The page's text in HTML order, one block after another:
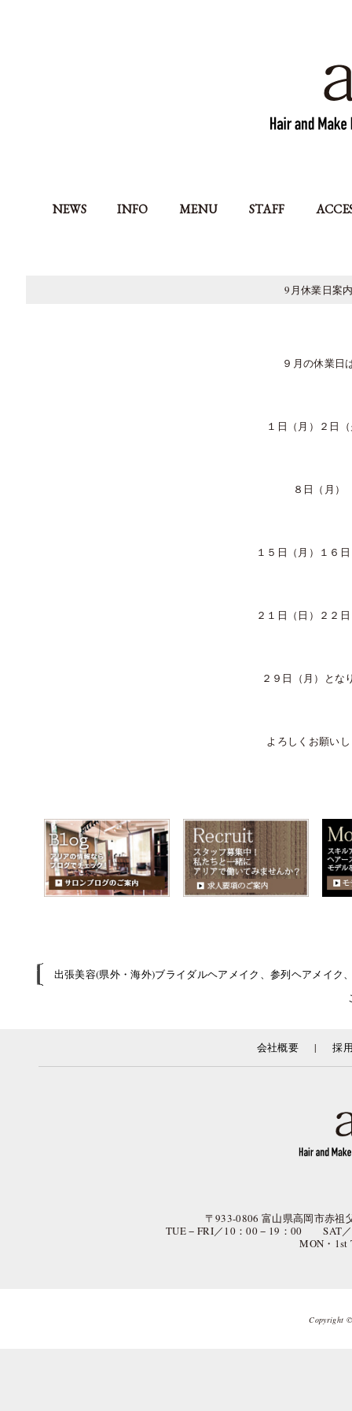
NEWS INFO MENU STAFF
9月休業日案
９月の休業日
１日（月）２日
８日（月）
１５日（月）１６
２１日（日）２２
２９日（月）とな
よろしくお願い
出張美容(県外・海外)ブライダルヘアメイク、参列ヘアメイ
会社概要 | 採
〒933-0806 富山県高岡市赤
TUE − FRI／10：00 − 19：00 SAT
MON・1st
Copyright